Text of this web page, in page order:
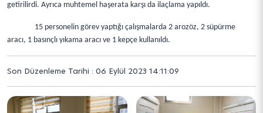
getirilirdi. Ayrıca muhtemel haşerata karşı da ilaçlama yapıldı.
15 personelin görev yaptığı çalışmalarda 2 arozöz, 2 süpürme
aracı, 1 basınçlı yıkama aracı ve 1 kepçe kullanıldı.
Son Düzenleme Tarihi : 06 Eylül 2023 14:11:09